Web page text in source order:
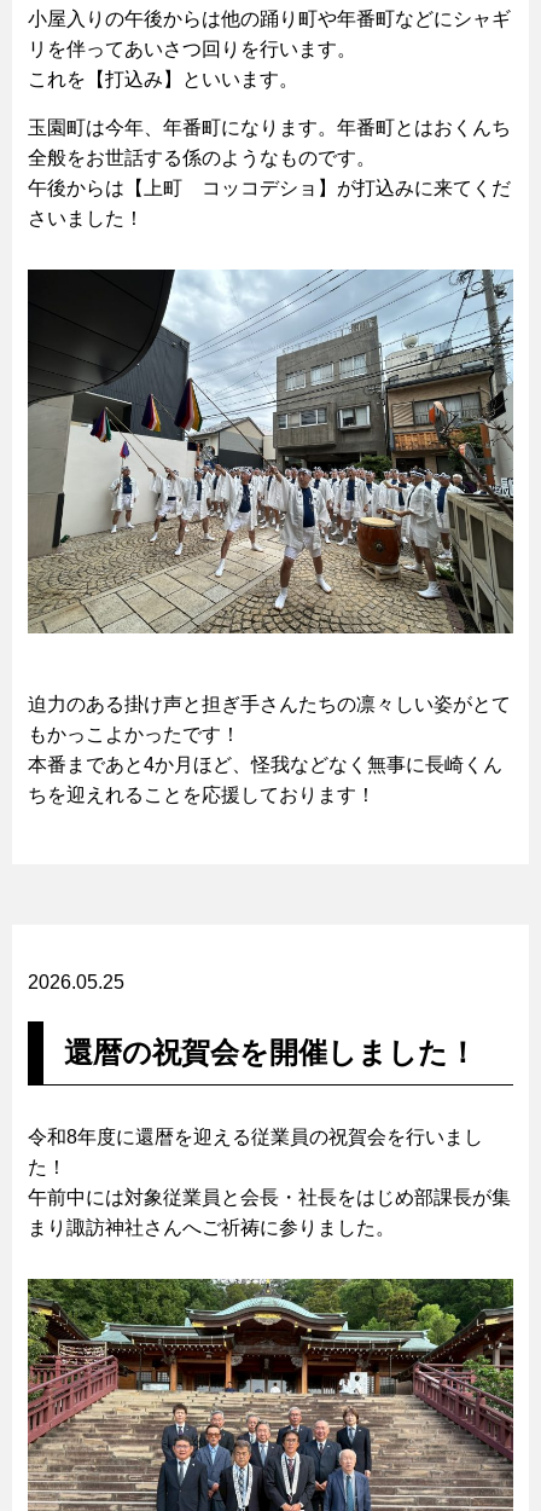
小屋入りの午後からは他の踊り町や年番町などにシャギ
リを伴ってあいさつ回りを行います。
これを【打込み】といいます。
玉園町は今年、年番町になります。年番町とはおくんち
全般をお世話する係のようなものです。
午後からは【上町 コッコデショ】が打込みに来てくだ
さいました！
迫力のある掛け声と担ぎ手さんたちの凛々しい姿がとて
もかっこよかったです！
本番まであと4か月ほど、怪我などなく無事に長崎くん
ちを迎えれることを応援しております！
2026.05.25
還暦の祝賀会を開催しました！
令和8年度に還暦を迎える従業員の祝賀会を行いまし
た！
午前中には対象従業員と会長・社長をはじめ部課長が集
まり諏訪神社さんへご祈祷に参りました。